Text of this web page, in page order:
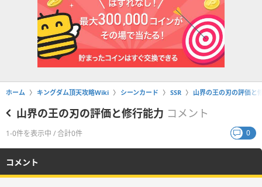
ホーム キングダム頂天攻略Wiki シーンカード SSR 山界の王の刃の評価と
山界の王の刃の評価と修行能力 コメント
1-0件を表示中 / 合計0件 0
コメント